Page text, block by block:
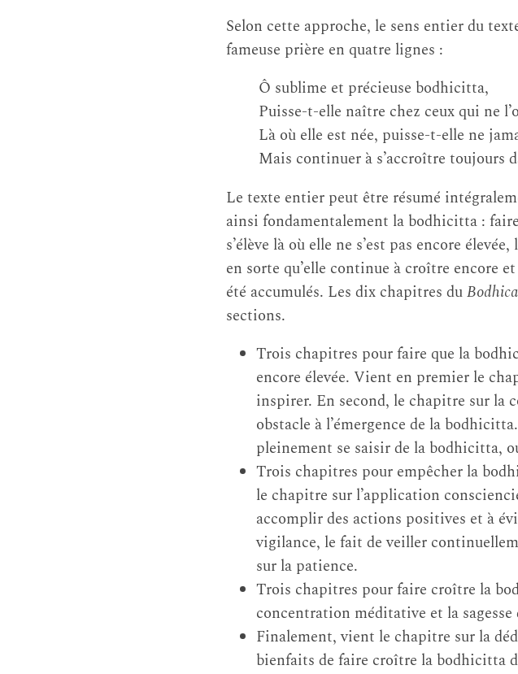
Selon cette approche, le sens entier du
fameuse prière en quatre lignes :
Ô sublime et précieuse bodhicitta,
Puisse-t-elle naître chez ceux qui ne
Là où elle est née, puisse-t-elle ne
Mais continuer à s’accroître toujours
Le texte entier peut être résumé
ainsi fondamentalement la bodhicitta :
s’élève là où elle ne s’est pas encore
en sorte qu’elle continue à croître encore
été accumulés. Les dix chapitres du
sections.
Trois chapitres pour faire que la
encore élevée. Vient en premier le
inspirer. En second, le chapitre sur la
obstacle à l’émergence de la
pleinement se saisir de la bodhicitta,
Trois chapitres pour empêcher la
le chapitre sur l’application
accomplir des actions positives et à
vigilance, le fait de veiller
sur la patience.
Trois chapitres pour faire croître la
concentration méditative et la
Finalement, vient le chapitre sur la
bienfaits de faire croître la bodhicitta